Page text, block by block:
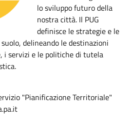
lo sviluppo futuro della
nostra città. Il PUG
definisce le strategie e le
delineando le destinazioni
i servizi e le politiche di tutela
"Pianificazione Territoriale"